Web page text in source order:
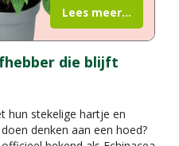
die blijft
hun stekelige hartje en
denken aan een hoed?
Lees meer...